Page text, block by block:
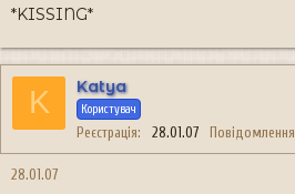
*KISSING*
K Katya
Користувач
Реєстрація 28.01.07 Повідомлення
28.01.07